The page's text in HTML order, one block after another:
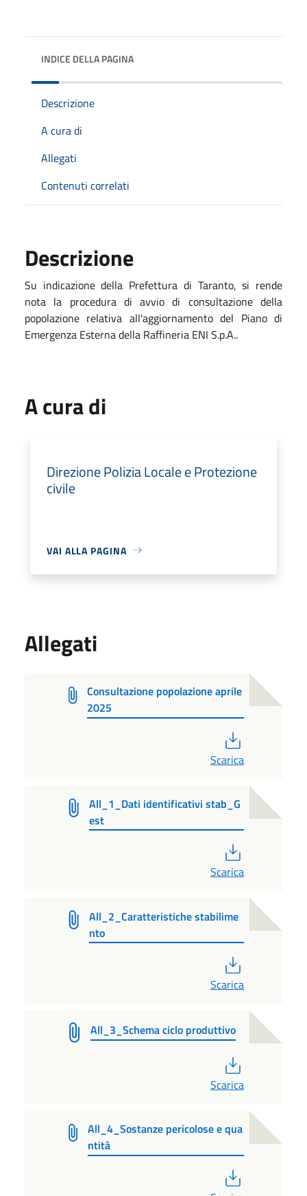
INDICE DELLA PAGINA
Descrizione
A cura di
Allegati
Contenuti correlati
Descrizione
Su indicazione della Prefettura di Taranto, si rende
nota la procedura di avvio di consultazione della
popolazione relativa all'aggiornamento del Piano di
Emergenza Esterna della Raffineria ENI S.p.A..
A cura di
Direzione Polizia Locale e Protezione
civile
VAI ALLA PAGINA
Allegati
Consultazione popolazione aprile
2025
Scarica
All_1_Dati identificativi stab_G
est
Scarica
All_2_Caratteristiche stabilime
nto
Scarica
All_3_Schema ciclo produttivo
Scarica
All_4_Sostanze pericolose e qua
ntità